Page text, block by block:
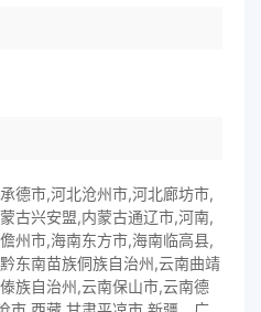
德市,河北沧州市,河北廊坊市,
古兴安盟,内蒙古通辽市,河南,
州市,海南东方市,海南临高县,
东南苗族侗族自治州,云南曲靖
族自治州,云南保山市,云南德